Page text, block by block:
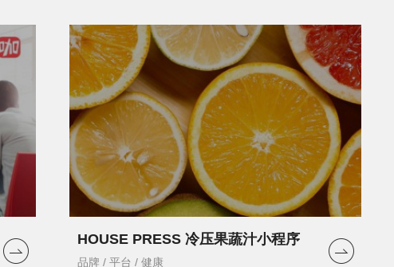
HOUSE PRESS 冷压果蔬汁小程序
品牌 / 平台 / 健康